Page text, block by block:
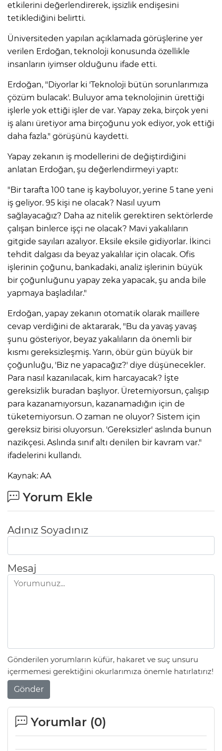
etkilerini değerlendirerek, işsizlik endişesini
tetiklediğini belirtti.
Üniversiteden yapılan açıklamada görüşlerine yer
verilen Erdoğan, teknoloji konusunda özellikle
insanların iyimser olduğunu ifade etti.
Erdoğan, "Diyorlar ki 'Teknoloji bütün sorunlarımıza
çözüm bulacak'. Buluyor ama teknolojinin ürettiği
işlerle yok ettiği işler de var. Yapay zeka, birçok yeni
iş alanı üretiyor ama birçoğunu yok ediyor, yok ettiği
daha fazla." görüşünü kaydetti.
Yapay zekanın iş modellerini de değiştirdiğini
anlatan Erdoğan, şu değerlendirmeyi yaptı:
"Bir tarafta 100 tane iş kayboluyor, yerine 5 tane yeni
iş geliyor. 95 kişi ne olacak? Nasıl uyum
sağlayacağız? Daha az nitelik gerektiren sektörlerde
çalışan binlerce işçi ne olacak? Mavi yakalıların
gitgide sayıları azalıyor. Eksile eksile gidiyorlar. İkinci
tehdit dalgası da beyaz yakalılar için olacak. Ofis
işlerinin çoğunu, bankadaki, analiz işlerinin büyük
bir çoğunluğunu yapay zeka yapacak, şu anda bile
yapmaya başladılar."
Erdoğan, yapay zekanın otomatik olarak maillere
cevap verdiğini de aktararak, "Bu da yavaş yavaş
şunu gösteriyor, beyaz yakalıların da önemli bir
kısmı gereksizleşmiş. Yarın, öbür gün büyük bir
çoğunluğu, 'Biz ne yapacağız?' diye düşünecekler.
Para nasıl kazanılacak, kim harcayacak? İşte
gereksizlik buradan başlıyor. Üretemiyorsun, çalışıp
para kazanamıyorsun, kazanamadığın için de
tüketemiyorsun. O zaman ne oluyor? Sistem için
gereksiz birisi oluyorsun. 'Gereksizler' aslında bunun
nazikçesi. Aslında sınıf altı denilen bir kavram var."
ifadelerini kullandı.
Kaynak: AA
Yorum Ekle
Adınız Soyadınız
Mesaj
Gönderilen yorumların küfür, hakaret ve suç unsuru
içermemesi gerektiğini okurlarımıza önemle hatırlatırız!
Gönder
Yorumlar (0)